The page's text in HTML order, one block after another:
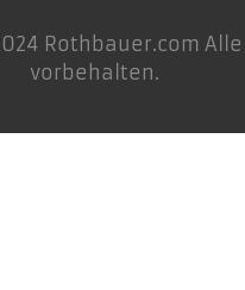
Rothbauer.com
vorbehalten.